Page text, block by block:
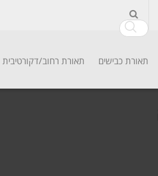
תאורת כבישים תאורת רחוב/דקורטיבית